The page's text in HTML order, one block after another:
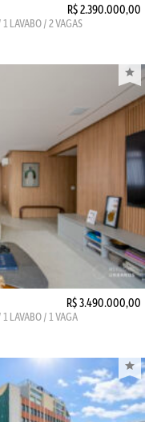
R$ 2.390.000,00
LAVABO / 2 VAGAS
R$ 3.490.000,00
LAVABO / 1 VAGA